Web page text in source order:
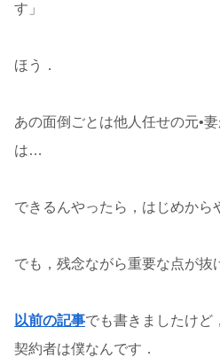
す」
ほう．
あの面倒ごとは他人任せの元•
は…
できるんやったら，はじめから
でも，残念ながら重要な点が
以前の記事でも書きましたけど
契約者は僕なんです．